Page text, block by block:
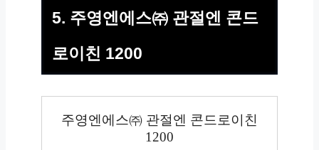
5. 주영엔에스㈜ 관절엔 콘드
로이친 1200
주영엔에스㈜ 관절엔 콘드로이친
1200